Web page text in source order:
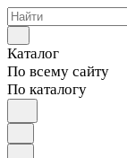
Каталог
По всему сайту
По каталогу